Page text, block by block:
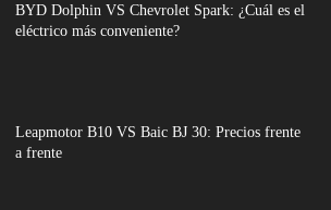
BYD Dolphin VS Chevrolet Spark: ¿Cuál es el
eléctrico más conveniente?
Leapmotor B10 VS Baic BJ 30: Precios frente
a frente